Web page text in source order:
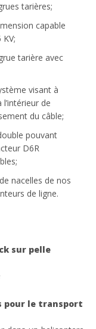
tarières;
capable
tarière avec
visant à
de
du câble;
pouvant
D6R
nacelles de nos
de ligne.
sur pelle
pour le transport